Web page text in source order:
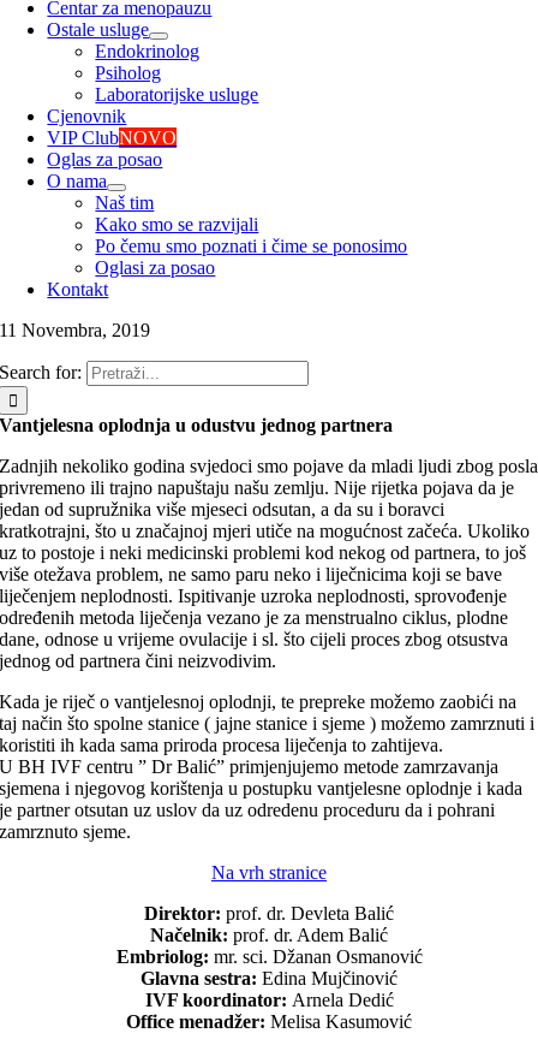
Centar za menopauzu
Ostale usluge
Endokrinolog
Psiholog
Laboratorijske usluge
Cjenovnik
VIP ClubNOVO
Oglas za posao
O nama
Naš tim
Kako smo se razvijali
Po čemu smo poznati i čime se ponosimo
Oglasi za posao
Kontakt
11 Novembra, 2019
Search for:
Vantjelesna oplodnja u odustvu jednog partnera
Zadnjih nekoliko godina svjedoci smo pojave da mladi ljudi zbog posla
privremeno ili trajno napuštaju našu zemlju. Nije rijetka pojava da je
jedan od supružnika više mjeseci odsutan, a da su i boravci
kratkotrajni, što u značajnoj mjeri utiče na mogućnost začeća.Ukoliko
uz to postoje i neki medicinski problemi kod nekog od partnera, to još
više otežava problem, ne samo paru neko i liječnicima koji se bave
liječenjem neplodnosti. Ispitivanje uzroka neplodnosti, sprovođenje
određenih metoda liječenja vezano je za menstrualno ciklus, plodne
dane, odnose u vrijeme ovulacije i sl. što cijeli proces zbog otsustva
jednog od partnera čini neizvodivim.
Kada je riječ o vantjelesnoj oplodnji, te prepreke možemo zaobići na
taj način što spolne stanice ( jajne stanice i sjeme ) možemo zamrznuti i
koristiti ih kada sama priroda procesa liječenja to zahtijeva.
U BH IVF centru ” Dr Balić” primjenjujemo metode zamrzavanja
sjemena i njegovog korištenja u postupku vantjelesne oplodnje i kada
je partner otsutan uz uslov da uz odredenu proceduru da i pohrani
zamrznuto sjeme.
Na vrh stranice
Direktor: prof. dr. Devleta Balić
Načelnik: prof. dr. Adem Balić
Embriolog: mr. sci. Džanan Osmanović
Glavna sestra: Edina Mujčinović
IVF koordinator: Arnela Dedić
Office menadžer: Melisa Kasumović